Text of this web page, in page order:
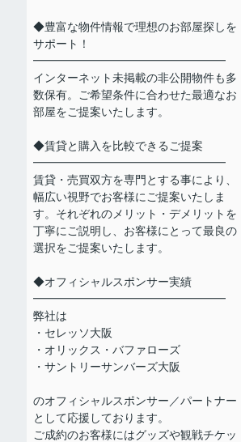
◆豊富な物件情報で理想のお部屋探しを
サポート！
━━━━━━━━━━━━━━━━━
インターネット未掲載の非公開物件も多
数保有。ご希望条件に合わせた最適なお
部屋をご提案いたします。
◆賃貸と購入を比較できるご提案
━━━━━━━━━━━━━━━━━
賃貸・売買双方を専門とする事により、
幅広い視野でお客様にご提案いたしま
す。それぞれのメリット・デメリットを
丁寧にご説明し、お客様にとって最良の
選択をご提案いたします。
◆オフィシャルスポンサー実績
━━━━━━━━━━━━━━━━━
弊社は
・セレッソ大阪
・オリックス・バファローズ
・サントリーサンバーズ大阪
のオフィシャルスポンサー／パートナー
として応援しております。
ご成約のお客様にはグッズや観戦チケッ